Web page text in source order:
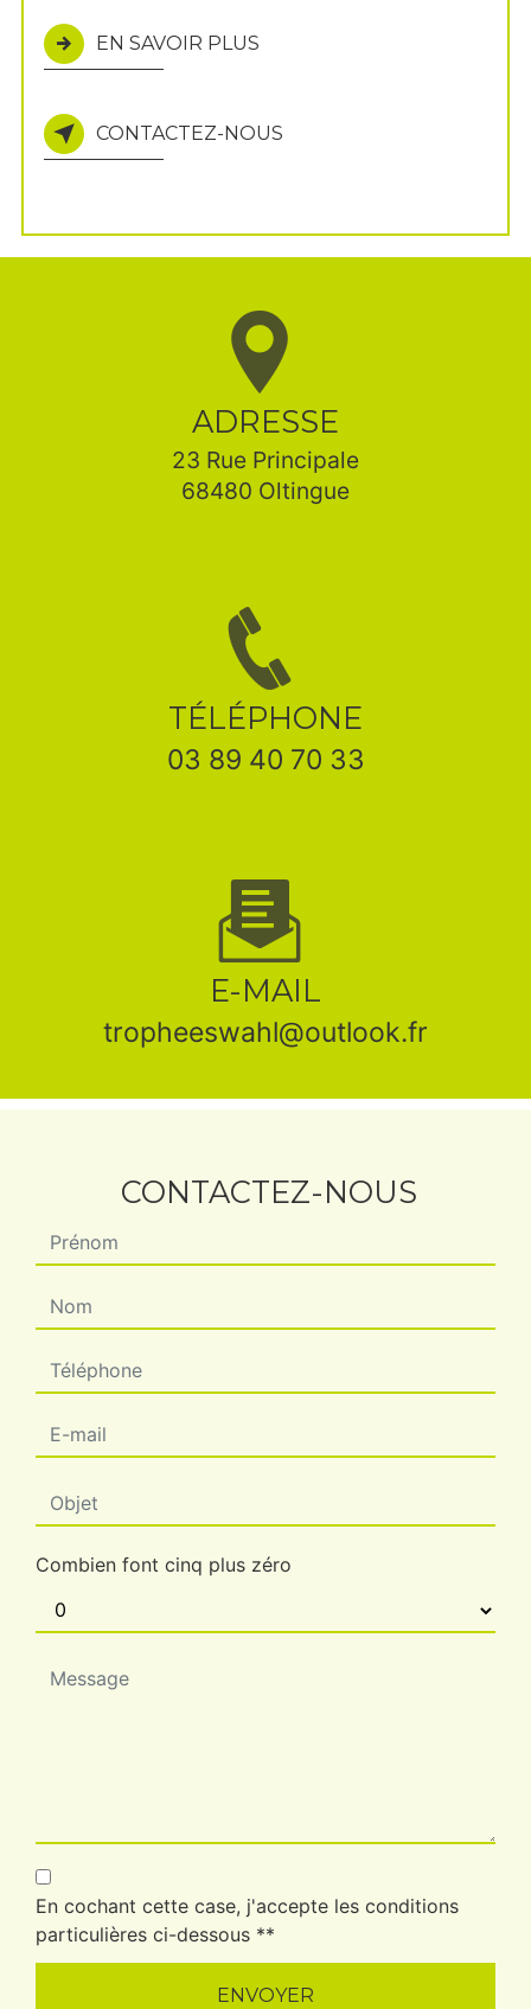
EN SAVOIR PLUS
CONTACTEZ-NOUS
ADRESSE
23 Rue Principale
68480 Oltingue
TÉLÉPHONE
03 89 40 70 33
E-MAIL
tropheeswahl@outlook.fr
CONTACTEZ-NOUS
Combien font cinq plus zéro
En cochant cette case, j'accepte les conditions
particulières ci-dessous **
ENVOYER